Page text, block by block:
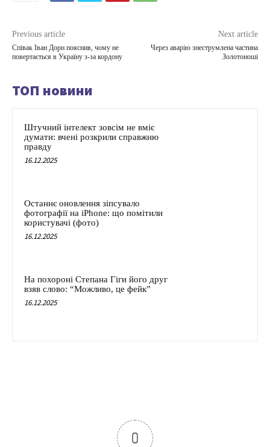
Previous article
Співак Іван Дорн пояснив, чому не
повертається в Україну з-за кордону
Next article
Через аварію знеструмлена частина
Золотоноші
ТОП новини
Штучний інтелект зовсім не вміє
думати: вчені розкрили справжню
правду
16.12.2025
Останнє оновлення зіпсувало
фотографії на iPhone: що помітили
користувачі (фото)
16.12.2025
На похороні Степана Гіги його друг
взяв слово: “Можливо, це фейк”
16.12.2025
0